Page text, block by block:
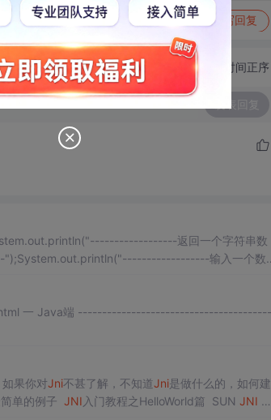
举报 写回复
切换为时间正序
返回一个字符串数
输入一个数
果你对Jni不甚了解，不知道Jni是做什么的，如何建
单的例子 JNI 入门教程之HelloWorld篇 SUN JNI Tu